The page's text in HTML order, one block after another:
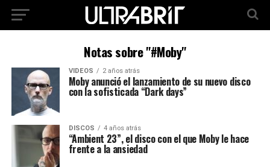
Notas sobre "#Moby"
VIDEOS 2 años atrás
Moby anunció el lanzamiento de su nuevo disco
con la sofisticada “Dark days”
DISCOS 4 años atrás
“Ambient 23”, el disco con el que Moby le hace
frente a la ansiedad